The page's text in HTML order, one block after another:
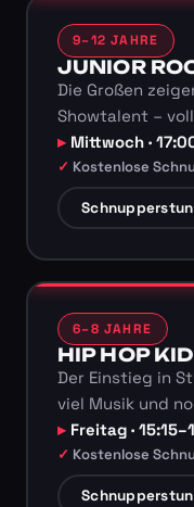
9–12 JAHRE
JUNIOR
Die Großen
Showtalent –
Mittwoch ·
Kostenlose
6–8 JAHRE
HIP HOP
Der Einstieg in
viel Musik und
Freitag ·
Kostenlose